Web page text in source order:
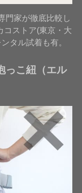
門家が徹底比較し
コストア(東京・大
タル試着も有。
っこ紐（エル